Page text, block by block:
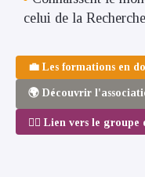
celui de la
💼 Les formations en
🌍 Découvrir
💁‍♂️ Lien vers le groupe